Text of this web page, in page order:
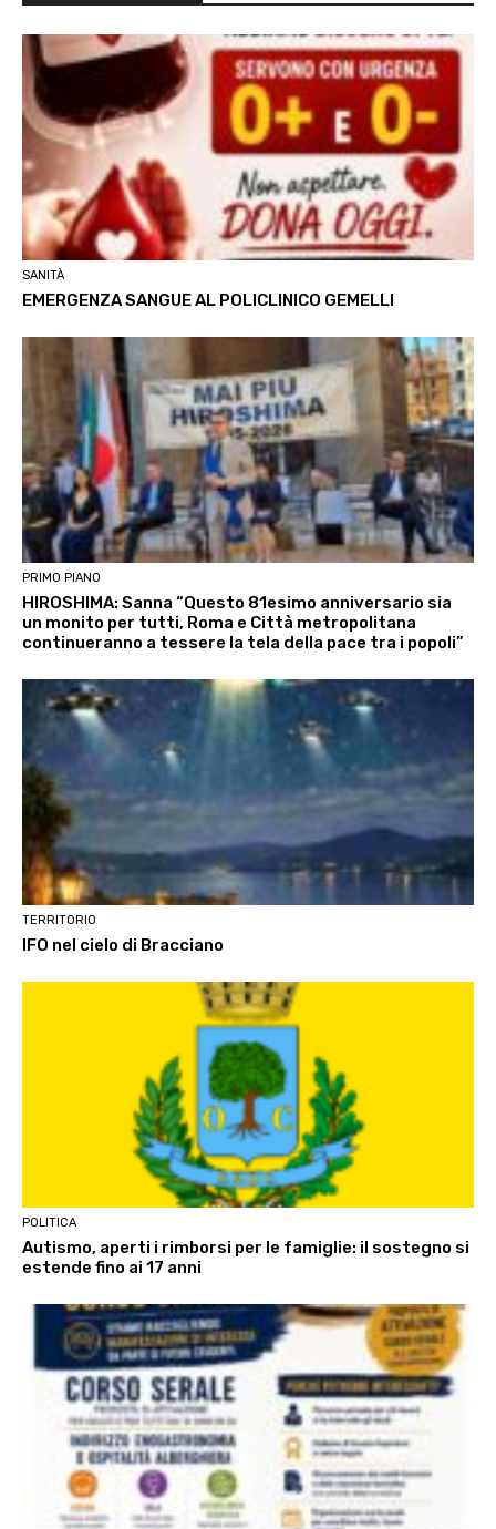
SANITÀ
EMERGENZA SANGUE AL POLICLINICO GEMELLI
PRIMO PIANO
HIROSHIMA: Sanna “Questo 81esimo anniversario sia
un monito per tutti, Roma e Città metropolitana
continueranno a tessere la tela della pace tra i popoli”
TERRITORIO
IFO nel cielo di Bracciano
POLITICA
Autismo, aperti i rimborsi per le famiglie: il sostegno si
estende fino ai 17 anni